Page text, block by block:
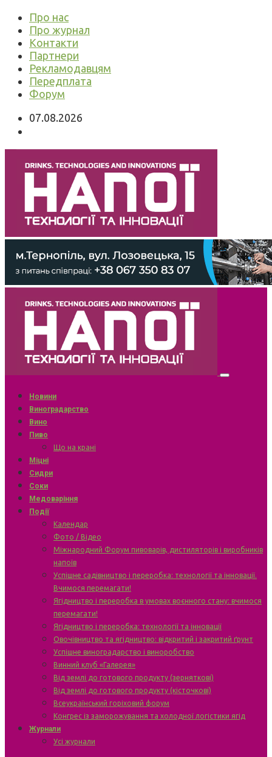
Про нас
Про журнал
Контакти
Партнери
Рекламодавцям
Передплата
Форум
07.08.2026
Новини
Виноградарство
Вино
Пиво
Що на крані
Міцні
Сидри
Соки
Медоваріння
Події
Календар
Фото / Відео
Міжнародний Форум пивоварів, дистиляторів і виробників
напоїв
Успішне садівництво і переробка: технології та інновації.
Вчимося перемагати!
Ягідництво і переробка в умовах воєнного стану: вчимося
перемагати!
Ягідництво і переробка: технології та інновації
Овочівництво та ягідництво: відкритий і закритий ґрунт
Успішне виноградарство і виноробство
Винний клуб «Галерея»
Від землі до готового продукту (зерняткові)
Від землі до готового продукту (кісточкові)
Всеукраїнський горіховий форум
Конгрес із заморожування та холодної логістики ягід
Журнали
Усі журнали